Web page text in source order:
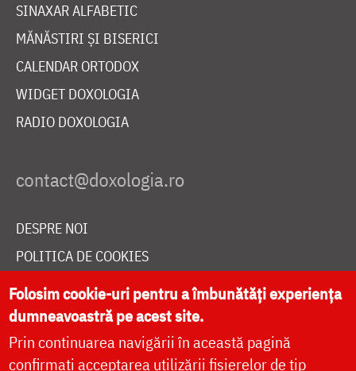
SINAXAR ALFABETIC
MĂNĂSTIRI ȘI BISERICI
CALENDAR ORTODOX
WIDGET DOXOLOGIA
RADIO DOXOLOGIA
DESPRE NOI
POLITICA DE COOKIES
DONEAZĂ ONLINE PENTRU CATEDRALA NAȚIONALĂ
LIVE
Folosim cookie-uri pentru a îmbunătăți experiența
dumneavoastră pe acest site.
Prin continuarea navigării în această pagină
confirmați acceptarea utilizării fișierelor de tip